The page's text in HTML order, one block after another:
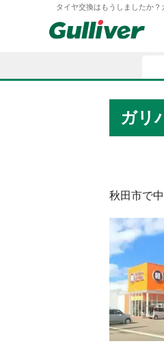
タイヤ交換はもうしましたか
中古車検索
お客様の評価
ガリ
秋田市で